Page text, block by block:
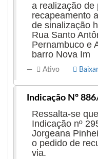
a realização de
recapeamento
de sinalização
Rua Santo
Pernambuco e
barro Nova Im
Ativo Baixar
Indicação Nº
Ressalta-se
Indicação nº
Jorgeana
o pedido de
via.